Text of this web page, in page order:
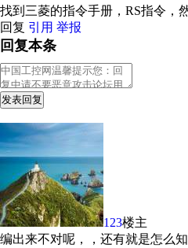
找到三菱的指令手册，RS指令，
回复 引用 举报
回复本条
发表回复
123楼主
编出来不对呢，，还有就是怎么